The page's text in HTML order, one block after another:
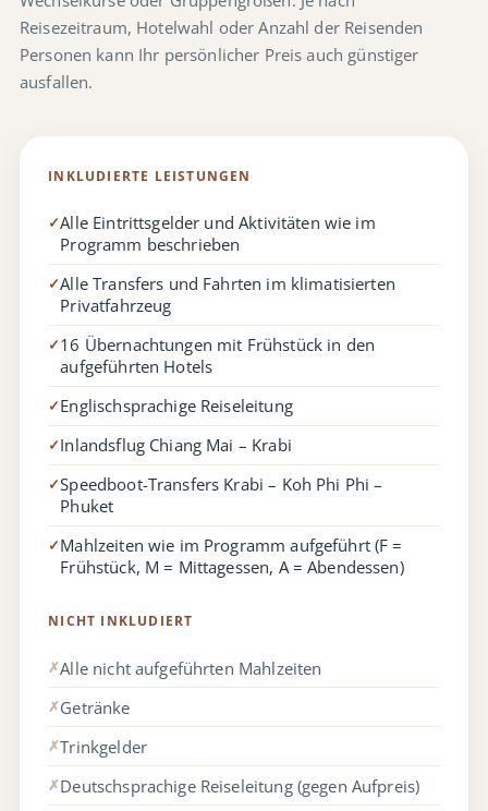
Reisezeitraum, Hotelwahl oder Anzahl der Reisenden
Personen kann Ihr persönlicher Preis auch günstiger
ausfallen.
INKLUDIERTE LEISTUNGEN
✓Alle Eintrittsgelder und Aktivitäten wie im
Programm beschrieben
✓Alle Transfers und Fahrten im klimatisierten
Privatfahrzeug
✓16 Übernachtungen mit Frühstück in den
aufgeführten Hotels
✓Englischsprachige Reiseleitung
✓Inlandsflug Chiang Mai – Krabi
✓Speedboot-Transfers Krabi – Koh Phi Phi –
Phuket
✓Mahlzeiten wie im Programm aufgeführt (F =
Frühstück, M = Mittagessen, A = Abendessen)
NICHT INKLUDIERT
✗Alle nicht aufgeführten Mahlzeiten
✗Getränke
✗Trinkgelder
✗Deutschsprachige Reiseleitung (gegen Aufpreis)